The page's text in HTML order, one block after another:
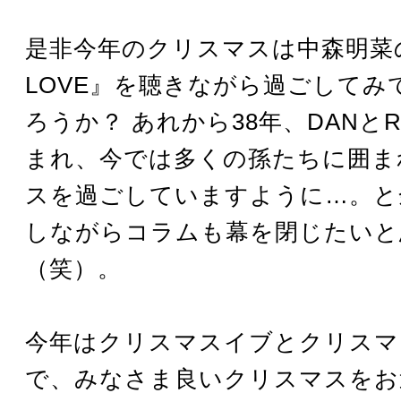
是非今年のクリスマスは中森明
LOVE』を聴きながら過ごしてみ
ろうか？ あれから38年、DANと
まれ、今では多くの孫たちに囲
スを過ごしていますように…。
しながらコラムも幕を閉じたい
（笑）。
今年はクリスマスイブとクリス
で、みなさま良いクリスマスを